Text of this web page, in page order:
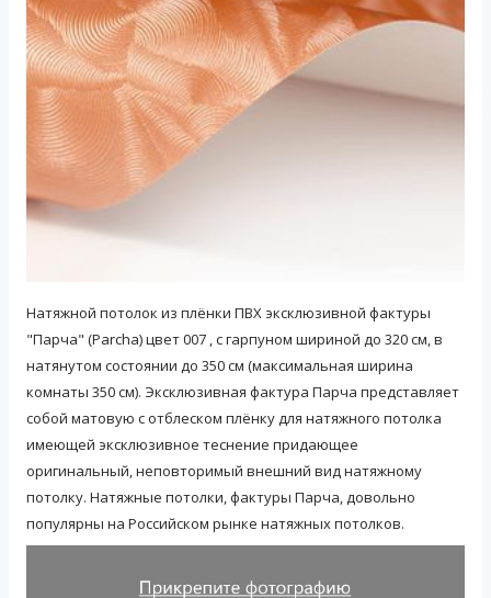
Натяжной потолок из плёнки ПВХ эксклюзивной фактуры
"Парча" (Parcha) цвет 007 , с гарпуном шириной до 320 см, в
натянутом состоянии до 350 см (максимальная ширина
комнаты 350 см). Эксклюзивная фактура Парча представляет
собой матовую с отблеском плёнку для натяжного потолка
имеющей эксклюзивное теснение придающее
оригинальный, неповторимый внешний вид натяжному
потолку. Натяжные потолки, фактуры Парча, довольно
популярны на Российском рынке натяжных потолков.